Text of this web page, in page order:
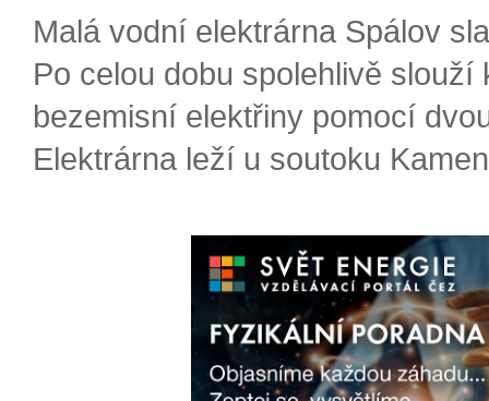
Malá vodní elektrárna Spálov
Po celou dobu spolehlivě slouží
bezemisní elektřiny pomocí
Elektrárna leží u soutoku